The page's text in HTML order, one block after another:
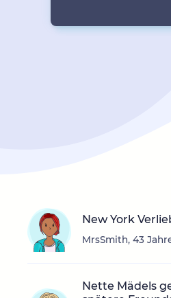
New York
MrsSmith, 43
Nette Mädels